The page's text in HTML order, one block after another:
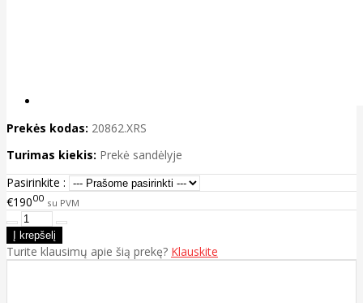
Prekės kodas: 20862.XRS
Turimas kiekis: Prekė sandėlyje
Pasirinkite :
€19000 su PVM
Turite klausimų apie šią prekę? Klauskite